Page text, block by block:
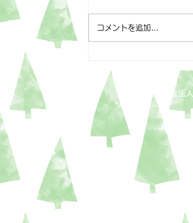
4月25日
コメントを追加…
社会福祉法人